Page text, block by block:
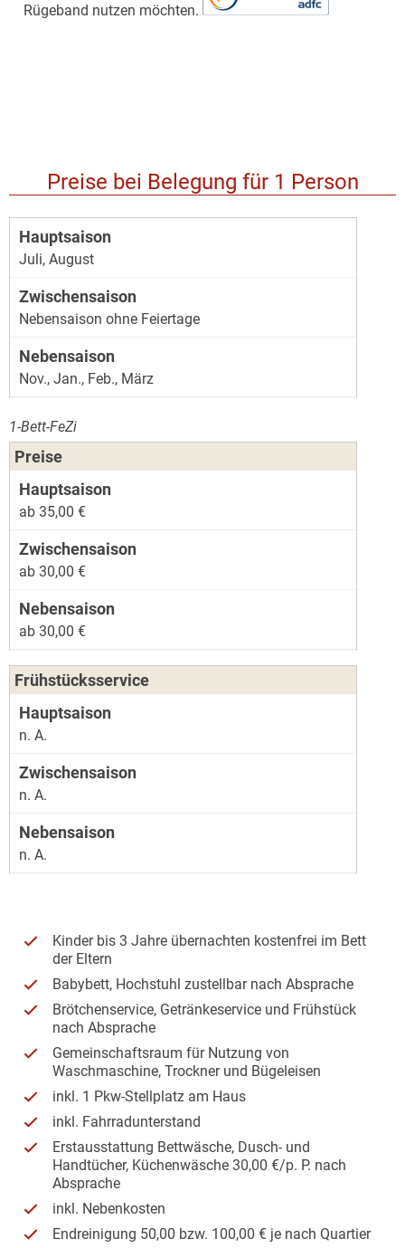
Rügeband nutzen möchten.
Preise bei Belegung für 1 Person
Juli, August
Nebensaison ohne Feiertage
Nov., Jan., Feb., März
1-Bett-FeZi
Preise
ab 35,00 €
ab 30,00 €
ab 30,00 €
Frühstücksservice
n. A.
n. A.
n. A.
Kinder bis 3 Jahre übernachten kostenfrei im Bett
der Eltern
Babybett, Hochstuhl zustellbar nach Absprache
Brötchenservice, Getränkeservice und Frühstück
nach Absprache
Gemeinschaftsraum für Nutzung von
Waschmaschine, Trockner und Bügeleisen
inkl. 1 Pkw-Stellplatz am Haus
inkl. Fahrradunterstand
Erstausstattung Bettwäsche, Dusch- und
Handtücher, Küchenwäsche 30,00 €/p. P. nach
Absprache
inkl. Nebenkosten
Endreinigung 50,00 bzw. 100,00 € je nach Quartier